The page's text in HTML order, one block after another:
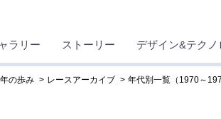
ラリー ストーリー デザイン&テクノ
の歩み レースアーカイブ 年代別一覧（1970～